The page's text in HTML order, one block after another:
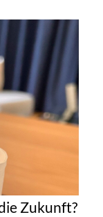
Zukunft?